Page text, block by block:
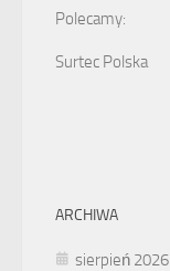
Polecamy:
Surtec Polska
ARCHIWA
sierpień 2026